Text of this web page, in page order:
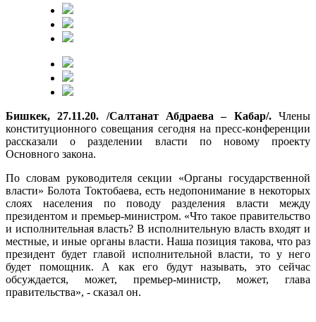
Бишкек, 27.11.20. /Салтанат Абдраева – Кабар/. Члены
конституционного совещания сегодня на пресс-конференции
рассказали о разделении власти по новому проекту
Основного закона.
По словам руководителя секции «Органы государственной
власти» Болота Токтобаева, есть недопонимание в некоторых
слоях населения по поводу разделения власти между
президентом и премьер-министром. «Что такое правительство
и исполнительная власть? В исполнительную власть входят и
местные, и иные органы власти. Наша позиция такова, что раз
президент будет главой исполнительной власти, то у него
будет помощник. А как его будут называть, это сейчас
обсуждается, может, премьер-министр, может, глава
правительства», - сказал он.